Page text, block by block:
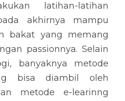
latihan-latihan
akhirnya mampu
bakat yang memang
passionnya. Selain
banyaknya metode
bisa diambil oleh
metode e-learinng